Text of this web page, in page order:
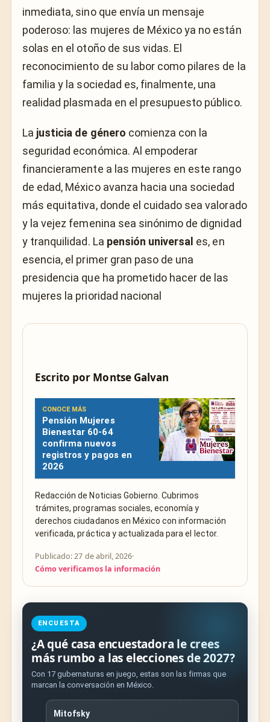
inmediata, sino que envía un mensaje
poderoso: las mujeres de México ya no están
solas en el otoño de sus vidas. El
reconocimiento de su labor como pilares de la
familia y la sociedad es, finalmente, una
realidad plasmada en el presupuesto público.
La justicia de género comienza con la
seguridad económica. Al empoderar
financieramente a las mujeres en este rango
de edad, México avanza hacia una sociedad
más equitativa, donde el cuidado sea valorado
y la vejez femenina sea sinónimo de dignidad
y tranquilidad. La pensión universal es, en
esencia, el primer gran paso de una
presidencia que ha prometido hacer de las
mujeres la prioridad nacional
Escrito por Montse Galvan
CONOCE MÁS
Pensión Mujeres
Bienestar 60-64
confirma nuevos
registros y pagos en
2026
Redacción de Noticias Gobierno. Cubrimos
trámites, programas sociales, economía y
derechos ciudadanos en México con información
verificada, práctica y actualizada para el lector.
Publicado: 27 de abril, 2026·
Cómo verificamos la información
ENCUESTA
¿A qué casa encuestadora le crees
más rumbo a las elecciones de 2027?
Con 17 gubernaturas en juego, estas son las firmas que
marcan la conversación en México.
Mitofsky